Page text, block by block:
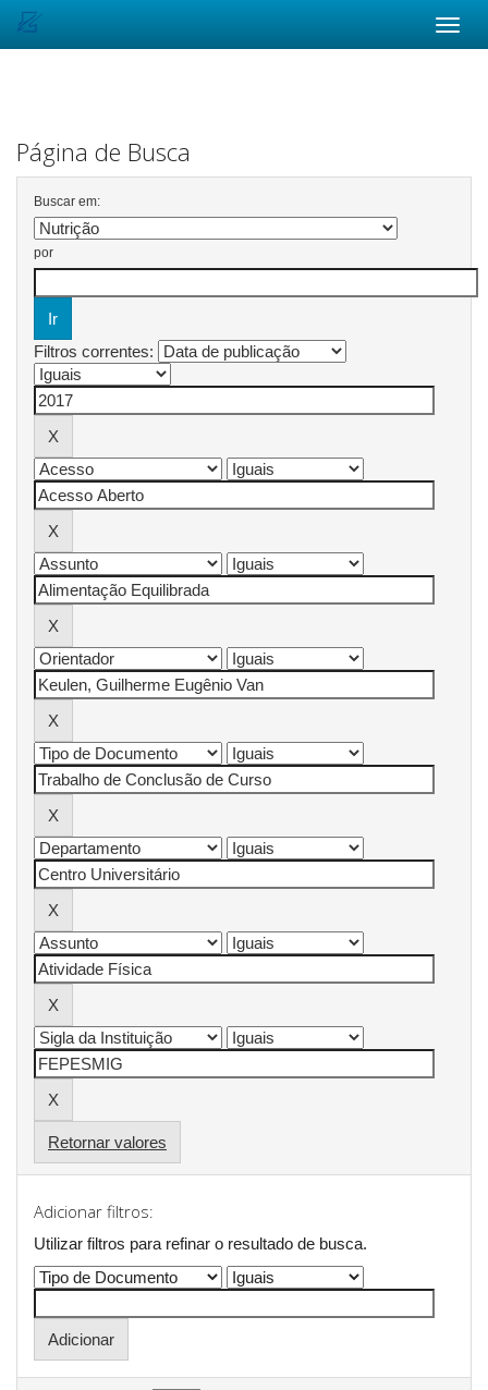
Página de Busca
Buscar em:
por
Filtros correntes:
Retornar valores
Adicionar filtros:
Utilizar filtros para refinar o resultado de busca.